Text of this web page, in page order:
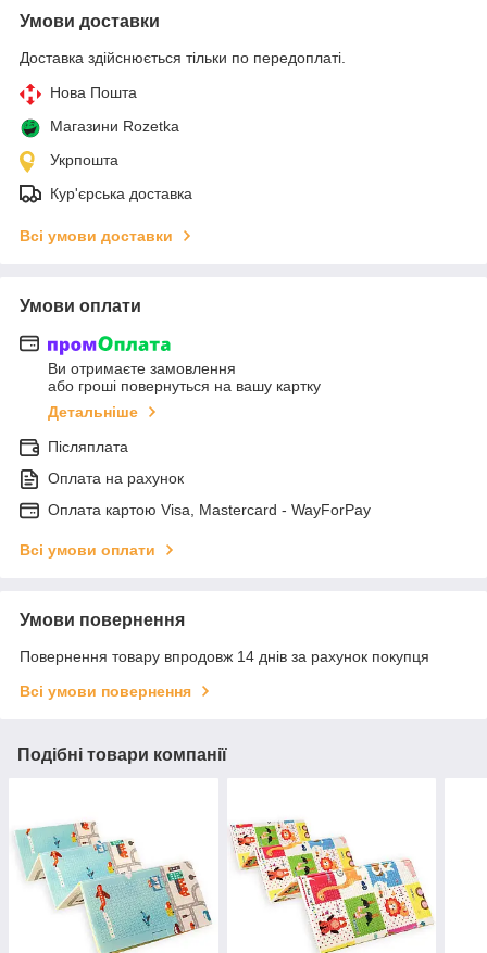
Умови доставки
Доставка здійснюється тільки по передоплаті.
Нова Пошта
Магазини Rozetka
Укрпошта
Кур'єрська доставка
Всі умови доставки
Умови оплати
Ви отримаєте замовлення
або гроші повернуться на вашу картку
Детальніше
Післяплата
Оплата на рахунок
Оплата картою Visa, Mastercard - WayForPay
Всі умови оплати
Умови повернення
Повернення товару впродовж 14 днів за рахунок покупця
Всі умови повернення
Подібні товари компанії